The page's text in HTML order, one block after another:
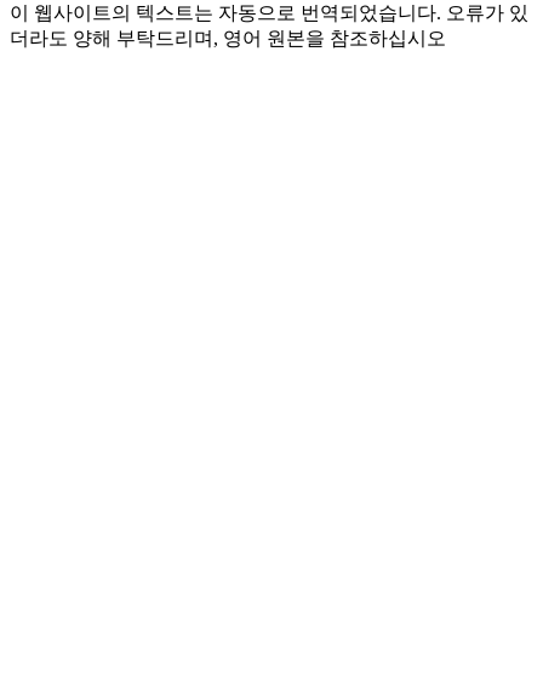
이 웹사이트의 텍스트는 자동으로 번역되었습니다. 오류가 있
더라도 양해 부탁드리며, 영어 원본을 참조하십시오